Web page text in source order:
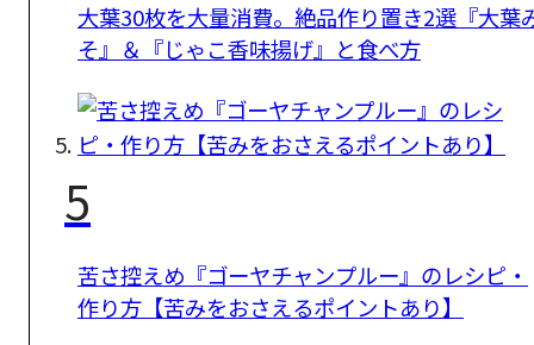
大葉30枚を大量消費。絶品作り置き2選『大葉
そ』＆『じゃこ香味揚げ』と食べ方
5
苦さ控えめ『ゴーヤチャンプルー』のレシピ・
作り方【苦みをおさえるポイントあり】